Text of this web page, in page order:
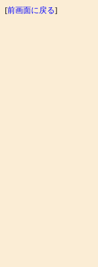
[前画面に戻る]